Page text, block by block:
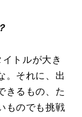
トルが大き
。それに、出
きるもの、た
ものでも挑戦